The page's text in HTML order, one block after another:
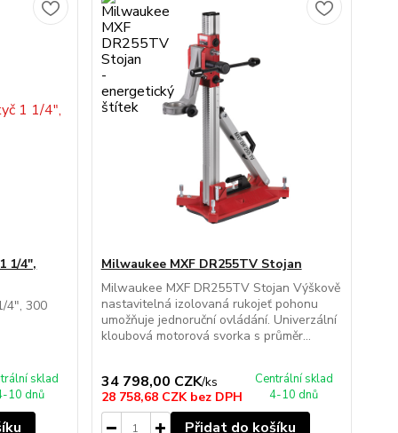
1/4",
4", 300
sklad
10 dnů
Milwaukee MXF DR255TV Stojan
Milwaukee MXF DR255TV Stojan Výškově
nastavitelná izolovaná rukojeť pohonu
umožňuje jednoruční ovládání. Univerzální
kloubová motorová svorka s průměr...
34 798,00 CZK/ks
28 758,68 CZK bez DPH
Centrální sklad
4-10 dnů
Přidat do košíku